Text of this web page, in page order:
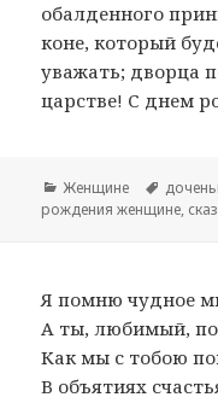
обалденного
коне, который
уважать; дворца
царстве! С днем
Рубрики
Женщине Метки
рождения женщине,
Я помню чудное
А ты, любимый,
Как мы с тобою
В объятиях